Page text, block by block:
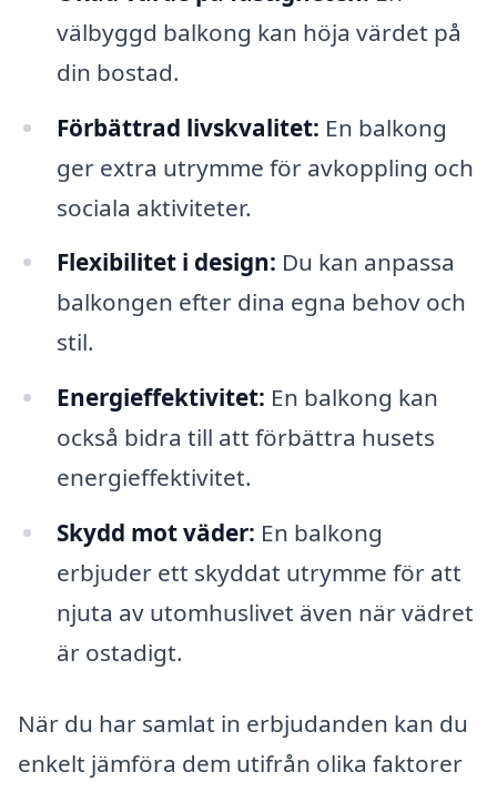
välbyggd balkong kan höja värdet på
din bostad.
Förbättrad livskvalitet: En balkong
ger extra utrymme för avkoppling och
sociala aktiviteter.
Flexibilitet i design: Du kan anpassa
balkongen efter dina egna behov och
stil.
Energieffektivitet: En balkong kan
också bidra till att förbättra husets
energieffektivitet.
Skydd mot väder: En balkong
erbjuder ett skyddat utrymme för att
njuta av utomhuslivet även när vädret
är ostadigt.
När du har samlat in erbjudanden kan du
enkelt jämföra dem utifrån olika faktorer